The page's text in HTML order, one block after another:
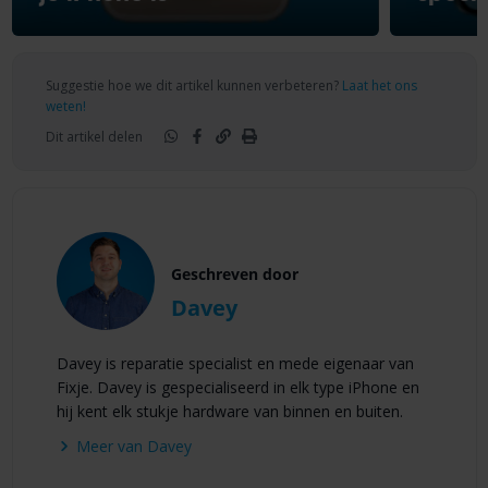
Suggestie hoe we dit artikel kunnen verbeteren? Laat het ons
weten!
Dit artikel delen
Geschreven door
Davey
Davey is reparatie specialist en mede eigenaar van
Fixje. Davey is gespecialiseerd in elk type iPhone en
hij kent elk stukje hardware van binnen en buiten.
Meer van Davey